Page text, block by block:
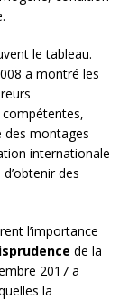
le tableau.
a montré les
des montages
internationale
des
l’importance
de la
2017 a
la